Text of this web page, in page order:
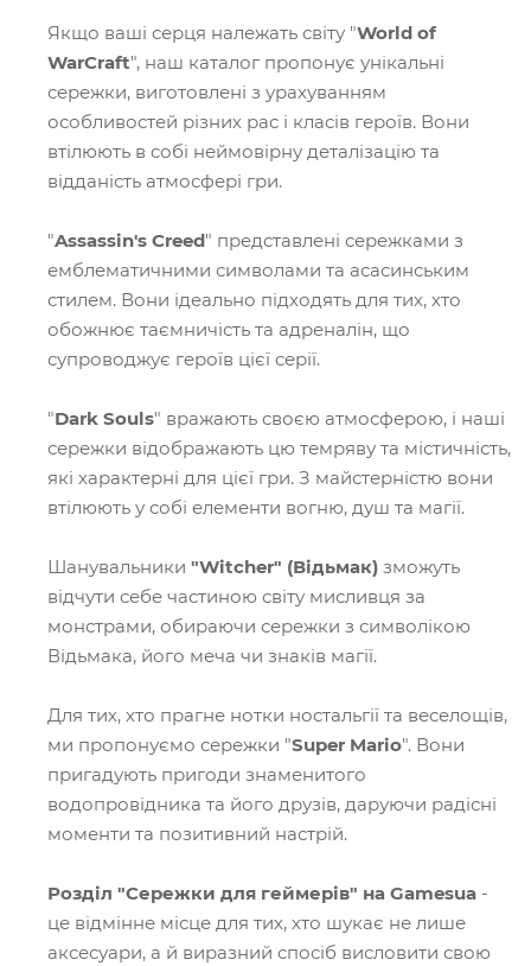
Якщо ваші серця належать світу "World of
WarCraft", наш каталог пропонує унікальні
сережки, виготовлені з урахуванням
особливостей різних рас і класів героїв. Вони
втілюють в собі неймовірну деталізацію та
відданість атмосфері гри.
"Assassin's Creed" представлені сережками з
емблематичними символами та асасинським
стилем. Вони ідеально підходять для тих, хто
обожнює таємничість та адреналін, що
супроводжує героїв цієї серії.
"Dark Souls" вражають своєю атмосферою, і наші
сережки відображають цю темряву та містичність,
які характерні для цієї гри. З майстерністю вони
втілюють у собі елементи вогню, душ та магії.
Шанувальники "Witcher" (Відьмак) зможуть
відчути себе частиною світу мисливця за
монстрами, обираючи сережки з символікою
Відьмака, його меча чи знаків магії.
Для тих, хто прагне нотки ностальгії та веселощів,
ми пропонуємо сережки "Super Mario". Вони
пригадують пригоди знаменитого
водопровідника та його друзів, даруючи радісні
моменти та позитивний настрій.
Розділ "Сережки для геймерів" на Gamesua -
це відмінне місце для тих, хто шукає не лише
аксесуари, а й виразний спосіб висловити свою